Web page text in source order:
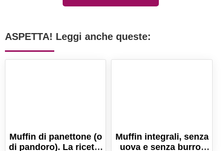
ASPETTA! Leggi anche queste:
Muffin di panettone (o
di pandoro). La ricetta
Muffin integrali, senza
uova e senza burro!